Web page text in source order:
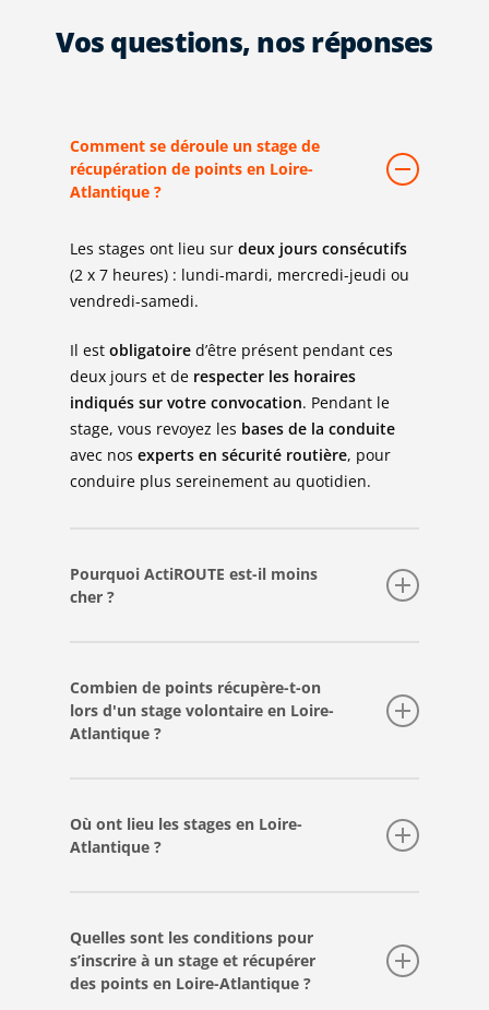
Vos questions, nos réponses
Comment se déroule un stage de
récupération de points en Loire-
Atlantique ?
Les stages ont lieu surdeux jours consécutifs
(2 x 7 heures) : lundi-mardi, mercredi-jeudi ou
vendredi-samedi.
Il estobligatoire d’être présent pendant ces
deux jours et de respecter les horaires
indiqués sur votre convocation. Pendant le
stage, vous revoyez les bases de la conduite
avec nosexperts en sécurité routière, pour
conduire plus sereinement au quotidien.
Pourquoi ActiROUTE est-il moins
cher ?
vous êtes sûr de payerle prix le plus juste
sans surprise ni frais supplémentaires
Combien de points récupère-t-on
lors d'un stage volontaire en Loire-
Atlantique ?
récupérer jusqu’à 4 points sur votre permis, en
respectant le nombre maximum de points
Où ont lieu les stages en Loire-
Atlantique ?
répartis sur tout le département :
Nantes, Saint-Nazaire, Guérande, Pornic,
Carquefou et Pornichet. Cette organisation
Quelles sont les conditions pour
s’inscrire à un stage et récupérer
des points en Loire-Atlantique ?